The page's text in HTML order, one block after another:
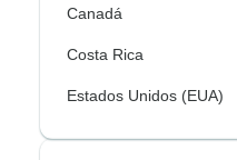
Canadá
Costa Rica
Estados Unidos (EUA)